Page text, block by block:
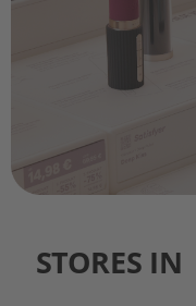
STORES IN